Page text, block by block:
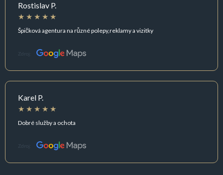
Rostislav P.
Špičková agentura na různé polepy,reklamy a vizitky
Zdroj:
Karel P.
Dobré služby a ochota
Zdroj: